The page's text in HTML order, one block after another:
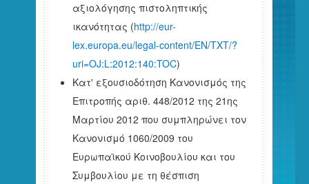
αξιολόγησης πιστοληπτικής
ικανότητας (http://eur-
lex.europa.eu/legal-content/EN/TXT/?
uri=OJ:L:2012:140:TOC)
Κατ' εξουσιοδότηση Κανονισμός της
Επιτροπής αριθ. 448/2012 της 21ης
Μαρτίου 2012 που συμπληρώνει τον
Κανονισμό 1060/2009 του
Ευρωπαϊκού Κοινοβουλίου και του
Συμβουλίου με τη θέσπιση